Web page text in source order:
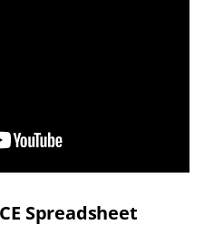
Spreadsheet